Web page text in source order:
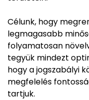
Célunk, hogy
legmagasabb
folyamatosan
tegyük mindezt
hogy a jogszabályi
megfelelés
tartjuk.